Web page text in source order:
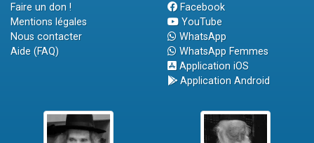
Faire un don !
Mentions légales
Nous contacter
Aide (FAQ)
Facebook
YouTube
WhatsApp
WhatsApp Femmes
Application iOS
Application Android